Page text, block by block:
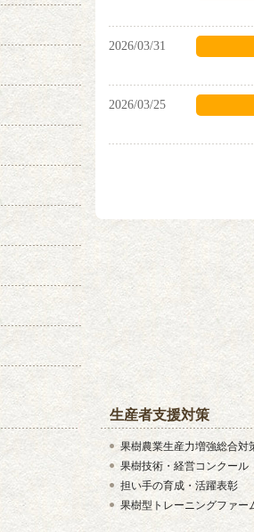
2026/03/31
2026/03/25
生産者支援対策
果樹農業生産力増強総合対
果樹技術・経営コンクール
担い手の育成・活躍表彰
果樹型トレーニングファー